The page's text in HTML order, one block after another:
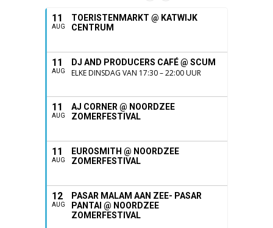
11
AUG
TOERISTENMARKT @ KATWIJK
CENTRUM
11
AUG
DJ AND PRODUCERS CAFÉ @ SCUM
ELKE DINSDAG VAN 17:30 – 22:00 UUR
11
AUG
AJ CORNER @ NOORDZEE
ZOMERFESTIVAL
11
AUG
EUROSMITH @ NOORDZEE
ZOMERFESTIVAL
12
AUG
PASAR MALAM AAN ZEE- PASAR
PANTAI @ NOORDZEE
ZOMERFESTIVAL